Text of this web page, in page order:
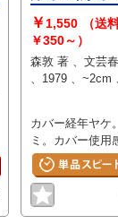
￥ 1,550
（送
￥350～）
森敦 著 、文芸春秋
カバー経年ヤケ
ミ。カバー使用
ケ。小口経年シ